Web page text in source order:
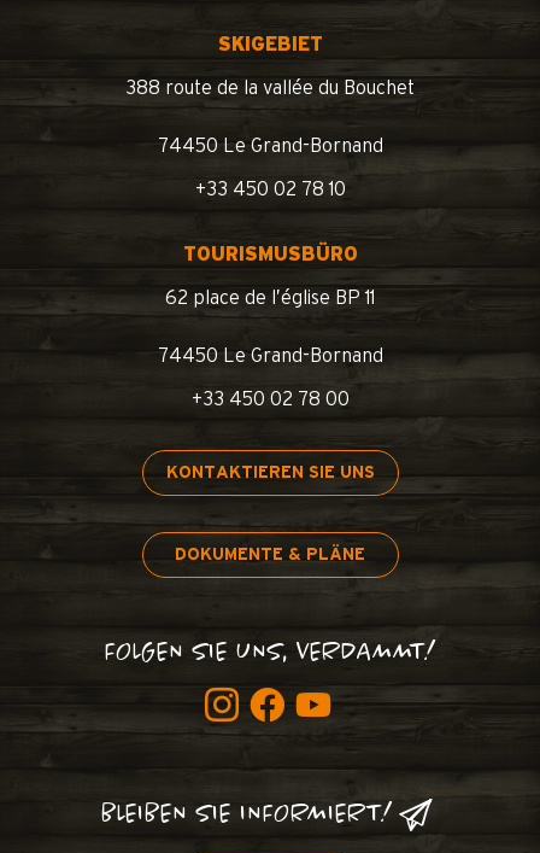
SKIGEBIET
388 route de la vallée du Bouchet
74450 Le Grand-Bornand
+33 450 02 78 10
TOURISMUSBÜRO
62 place de l’église BP 11
74450 Le Grand-Bornand
+33 450 02 78 00
KONTAKTIEREN SIE UNS
DOKUMENTE & PLÄNE
FOLGEN SIE UNS, VERDAMMT!
BLEIBEN SIE INFORMIERT!